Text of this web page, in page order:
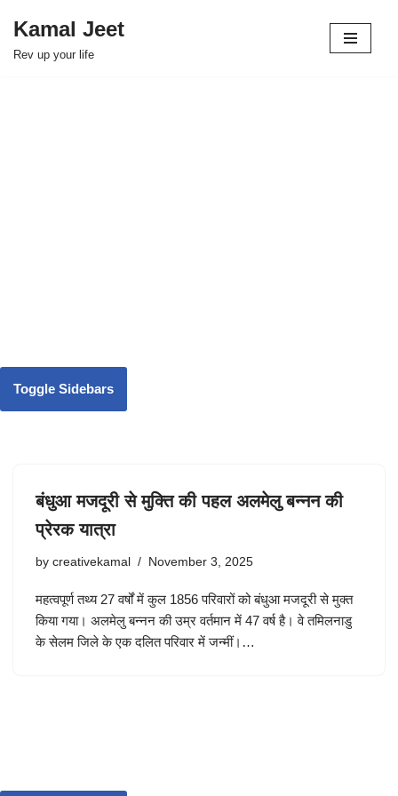
Skip
Kamal Jeet
Rev up your life
Toggle Sidebars
बंधुआ मजदूरी से मुक्ति की पहल अलमेलु बन्नन की
प्रेरक यात्रा
by creativekamal November 3, 2025
महत्वपूर्ण तथ्य 27 वर्षों में कुल 1856 परिवारों को बंधुआ मजदूरी से मुक्त
किया गया। अलमेलु बन्नन की उम्र वर्तमान में 47 वर्ष है। वे तमिलनाडु
के सेलम जिले के एक दलित परिवार में जन्मीं।…